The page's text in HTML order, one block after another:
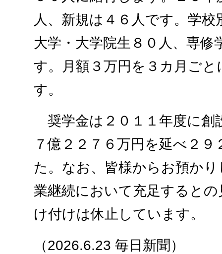
人、新規は４６人です。学
大学・大学院生８０人、専修
す。月額３万円を３カ月ご
す。
奨学金は２０１１年度に創
７億２２７６万円を延べ２
た。なお、皆様からお預か
業継続において充足すると
け付けは休止しています。
（2026.6.23 毎日新聞）